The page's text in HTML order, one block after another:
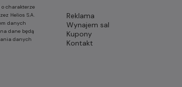
charakterze
Helios S.A.
danych
dane będą
danych
Reklama
Wynajem sal
Kupony
Kontakt